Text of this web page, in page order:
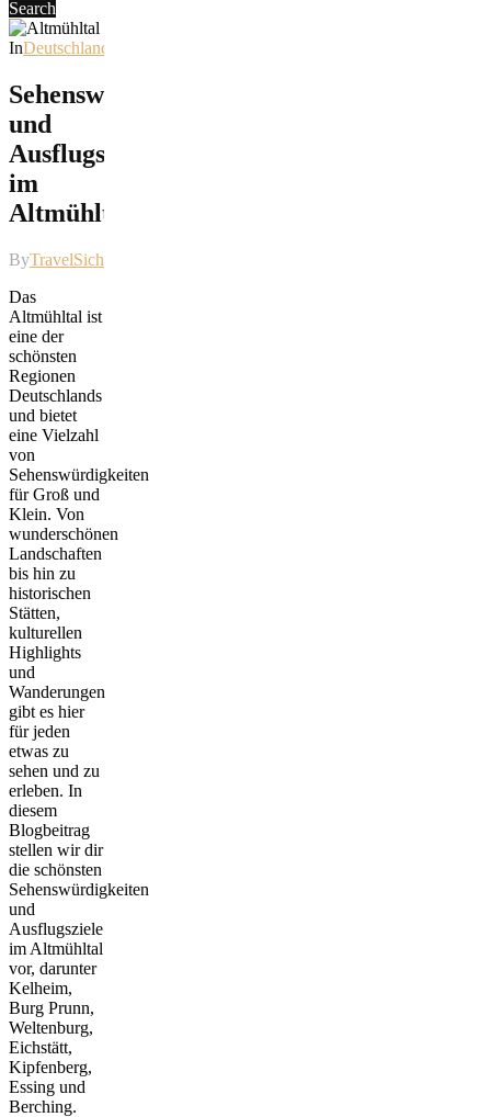
Search
InDeutschland
Sehenswürdigkeiten
und
Ausflugsziele
im
Altmühltal
ByTravelSicht
Das
Altmühltal ist
eine der
schönsten
Regionen
Deutschlands
und bietet
eine Vielzahl
von
Sehenswürdigkeiten
für Groß und
Klein. Von
wunderschönen
Landschaften
bis hin zu
historischen
Stätten,
kulturellen
Highlights
und
Wanderungen
gibt es hier
für jeden
etwas zu
sehen und zu
erleben. In
diesem
Blogbeitrag
stellen wir dir
die schönsten
Sehenswürdigkeiten
und
Ausflugsziele
im Altmühltal
vor, darunter
Kelheim,
Burg Prunn,
Weltenburg,
Eichstätt,
Kipfenberg,
Essing und
Berching.